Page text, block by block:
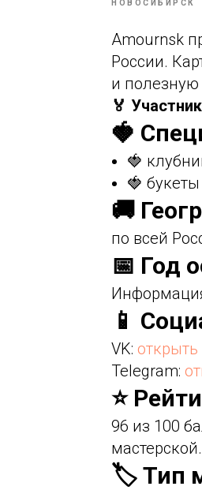
НОВОСИБИРСК
Amournsk
России.
и
🏅
🍓
🍓
🍓
🚚
по всей
📅 Год
📱
VK: открыть
Telegram:
⭐
96 из 100
мастерской.
🏷️ Тип